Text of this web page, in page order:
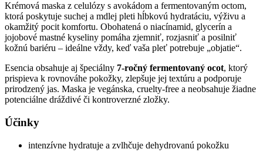
Krémová maska z celulózy s avokádom a fermentovaným octom,
ktorá poskytuje suchej a mdlej pleti hĺbkovú hydratáciu, výživu a
okamžitý pocit komfortu. Obohatená o niacínamid, glycerín a
jojobové mastné kyseliny pomáha zjemniť, rozjasniť a posilniť
kožnú bariéru – ideálne vždy, keď vaša pleť potrebuje „objatie“.
Esencia obsahuje aj špeciálny 7-ročný fermentovaný ocot, ktorý
prispieva k rovnováhe pokožky, zlepšuje jej textúru a podporuje
prirodzený jas. Maska je vegánska, cruelty-free a neobsahuje žiadne
potenciálne dráždivé či kontroverzné zložky.
Účinky
intenzívne hydratuje a zvlhčuje dehydrovanú pokožku